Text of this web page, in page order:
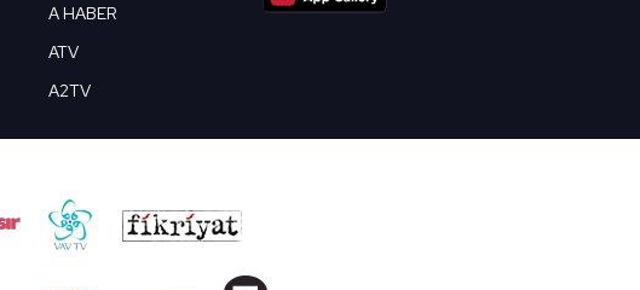
A HABER
ATV
A2TV